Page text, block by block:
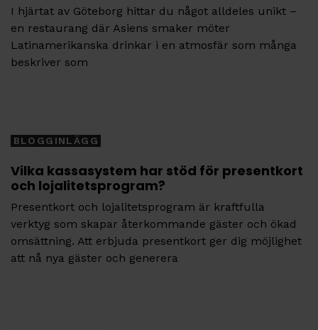
I hjärtat av Göteborg hittar du något alldeles unikt –
en restaurang där Asiens smaker möter
Latinamerikanska drinkar i en atmosfär som många
beskriver som
BLOGGINLÄGG
Vilka kassasystem har stöd för presentkort
och lojalitetsprogram?
Presentkort och lojalitetsprogram är kraftfulla
verktyg som skapar återkommande gäster och ökad
omsättning. Att erbjuda presentkort ger dig möjlighet
att nå nya gäster och generera